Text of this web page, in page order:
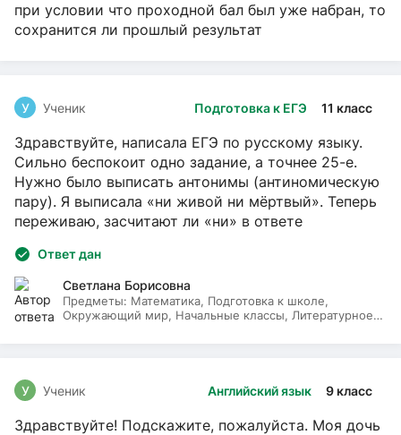
при условии что проходной бал был уже набран, то
сохранится ли прошлый результат
Подготовка к ЕГЭ 11 класс
У Ученик
Здравствуйте, написала ЕГЭ по русскому языку.
Сильно беспокоит одно задание, а точнее 25-е.
Нужно было выписать антонимы (антиномическую
пару). Я выписала «ни живой ни мёртвый». Теперь
переживаю, засчитают ли «ни» в ответе
Ответ дан
Светлана Борисовна
Предметы: Математика, Подготовка к школе,
Окружающий мир, Начальные классы, Литературное
Английский язык 9 класс
У Ученик
Здравствуйте! Подскажите, пожалуйста. Моя дочь